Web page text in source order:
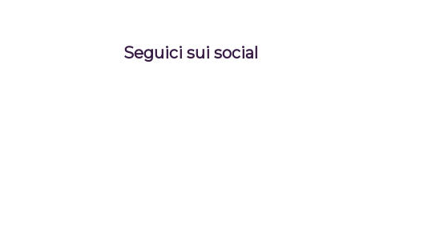
Seguici sui social